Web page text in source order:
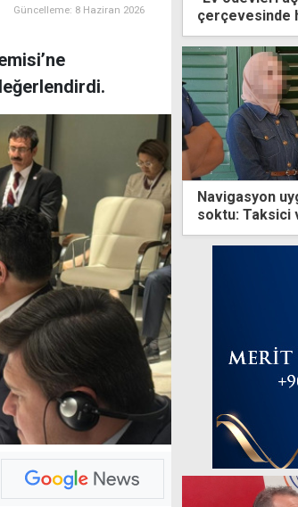
Güncelleme: 8 Haziran 2026
çerçevesinde
Navigasyon
soktu: Taksici